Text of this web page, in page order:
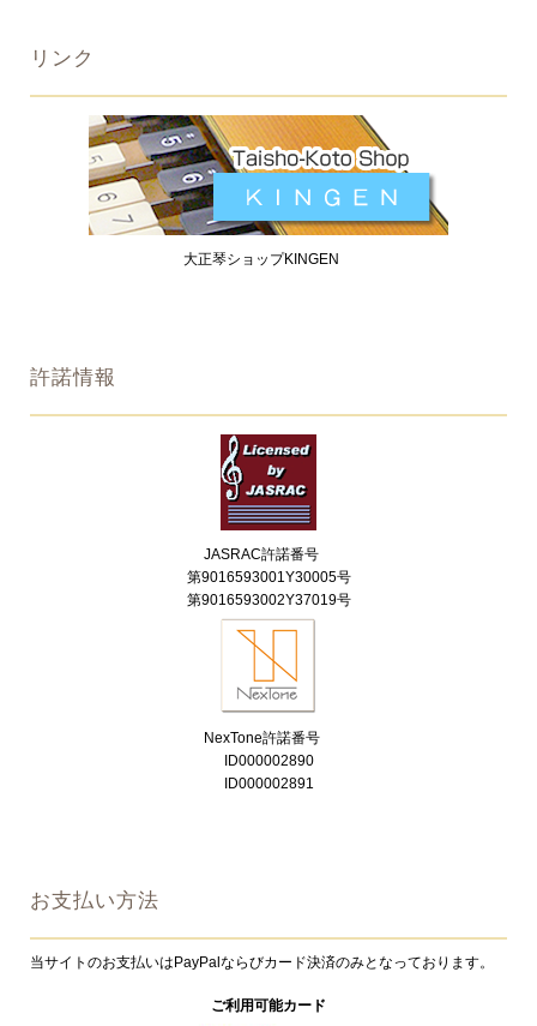
リンク
大正琴ショップKINGEN
許諾情報
JASRAC許諾番号
第9016593001Y30005号
第9016593002Y37019号
NexTone許諾番号
ID000002890
ID000002891
お支払い方法
当サイトのお支払いはPayPalならびカード決済のみとなっております。
ご利用可能カード